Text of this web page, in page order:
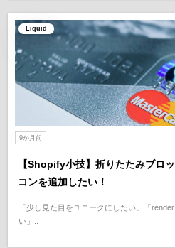
Liquid
9か月前
【Shopify小技】折りたたみブロ
コンを追加したい！
「少し見た目をユニークにしたい」「
い」..